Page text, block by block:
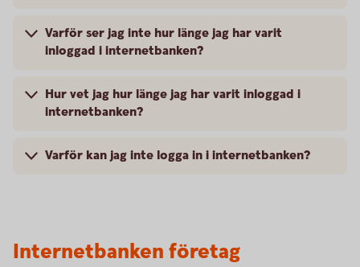
Varför ser jag inte hur länge jag har varit
inloggad i internetbanken?
Hur vet jag hur länge jag har varit inloggad i
internetbanken?
Varför kan jag inte logga in i internetbanken?
Internetbanken företag